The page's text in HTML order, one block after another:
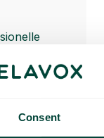
Consent
at
i